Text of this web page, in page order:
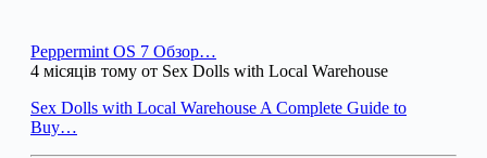
Peppermint OS 7 Обзор…
4 місяців тому от Sex Dolls with Local Warehouse
Sex Dolls with Local Warehouse A Complete Guide to
Buy…